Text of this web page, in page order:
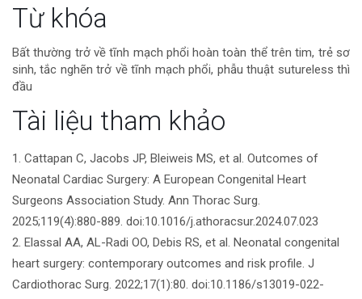
Chi
tiết
bài
viết
Từ khóa
Bất thường trở về tĩnh mạch phổi hoàn toàn thể trên tim, trẻ sơ
sinh, tắc nghẽn trở về tĩnh mạch phổi, phẫu thuật sutureless thì
đầu
Tài liệu tham khảo
1. Cattapan C, Jacobs JP, Bleiweis MS, et al. Outcomes of
Neonatal Cardiac Surgery: A European Congenital Heart
Surgeons Association Study. Ann Thorac Surg.
2025;119(4):880-889. doi:10.1016/j.athoracsur.2024.07.023
2. Elassal AA, AL-Radi OO, Debis RS, et al. Neonatal congenital
heart surgery: contemporary outcomes and risk profile. J
Cardiothorac Surg. 2022;17(1):80. doi:10.1186/s13019-022-